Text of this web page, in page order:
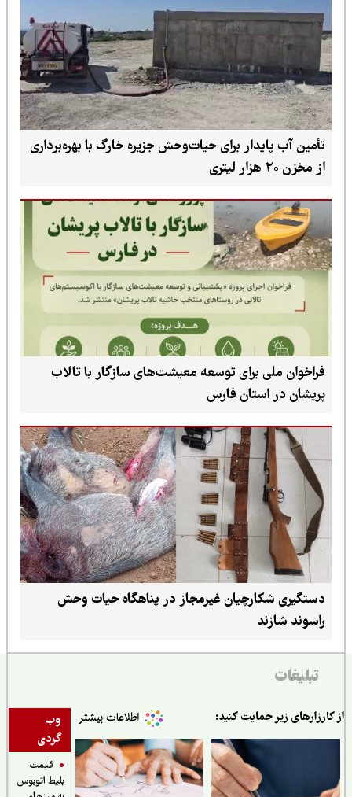
تأمین آب پایدار برای حیات‌وحش جزیره خارگ با بهره‌برداری
از مخزن ۲۰ هزار لیتری
فراخوان ملی برای توسعه معیشت‌های سازگار با تالاب
پریشان در استان فارس
دستگیری شکارچیان غیرمجاز در پناهگاه حیات وحش
راسوند شازند
تبلیغات
وب
گردی
قیمت
بلیط اتوبوس
زیر حمایت کنید: